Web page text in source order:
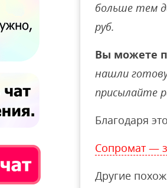
больше тем
руб.
Вы можете
нашли
присылайте
Благодаря
Сопромат —
Другие